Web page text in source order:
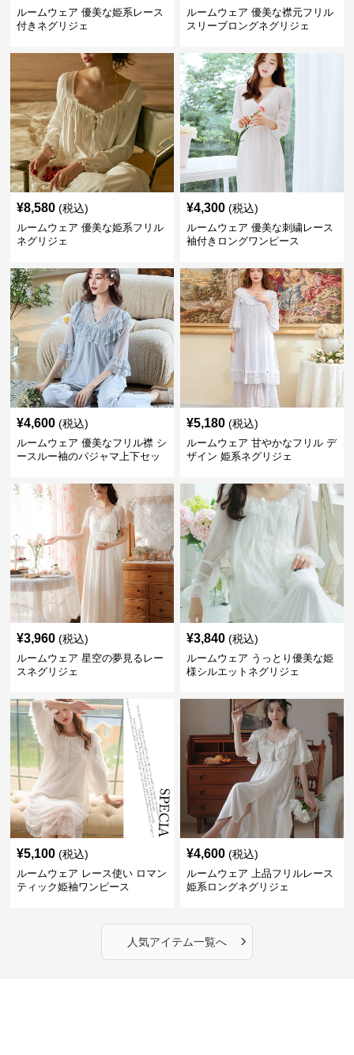
ルームウェア 優美な姫系レース
付きネグリジェ
ルームウェア 優美な襟元フリル
スリーブロングネグリジェ
¥8,580 (税込)
ルームウェア 優美な姫系フリル
ネグリジェ
¥4,300 (税込)
ルームウェア 優美な刺繍レース
袖付きロングワンピース
¥4,600 (税込)
ルームウェア 優美なフリル襟 シ
ースルー袖のパジャマ上下セッ
¥5,180 (税込)
ルームウェア 甘やかなフリル デ
ザイン 姫系ネグリジェ
¥3,960 (税込)
ルームウェア 星空の夢見るレー
スネグリジェ
¥3,840 (税込)
ルームウェア うっとり優美な姫
様シルエットネグリジェ
¥5,100 (税込)
ルームウェア レース使い ロマン
ティック姫袖ワンピース
¥4,600 (税込)
ルームウェア 上品フリルレース
姫系ロングネグリジェ
人気アイテム一覧へ ›